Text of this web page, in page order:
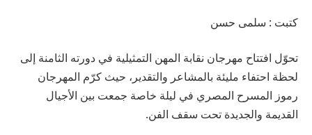
كتبت : سلمى حسن
تحوّل افتتاح مهرجان نقابة المهن التمثيلية في دورته الثامنة إلى
لحظة احتفاء مليئة بالمشاعر والتقدير، حيث كرّم المهرجان
رموز المسرح المصري في ليلة خاصة جمعت بين الأجيال
القديمة والجديدة تحت سقف الفن.